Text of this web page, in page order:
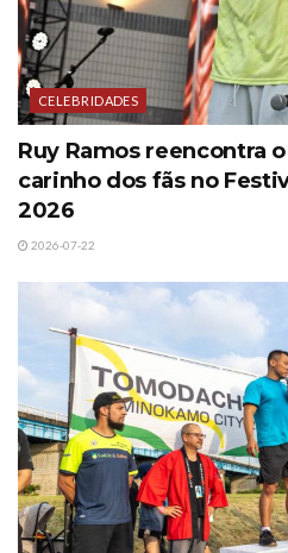
CELEBRIDADES
Ruy Ramos reencontra
carinho dos fãs no
2026
2026-07-22